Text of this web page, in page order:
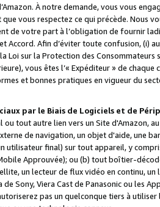
À notre demande, vous vous
vous respectez ce qui précède. Nous
de votre part à l’obligation de fournir
Accord. Afin d’éviter toute confusion, (i)
Loi sur la Protection des
vous êtes l’« Expéditeur » de
et bonnes pratiques en vigueur du
par le Biais de Logiciels et de
ou tout autre lien vers un Site d'Amazon,
de navigation, un objet d'aide, une
utilisateur final) sur tout appareil, y
Approuvée); ou (b) tout boîtier-
un lecteur de flux vidéo en continu,
de Sony, Viera Cast de Panasonic ou les
pas un quelconque tiers à